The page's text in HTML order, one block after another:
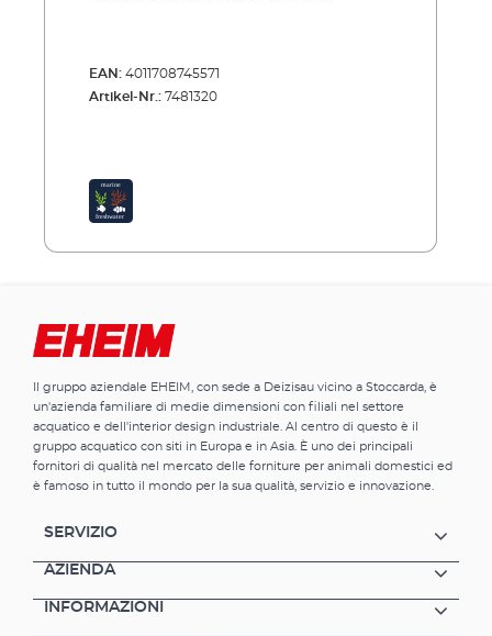
EAN: 4011708745571
Artikel-Nr.: 7481320
Il gruppo aziendale EHEIM, con sede a Deizisau vicino a Stoccarda, è
un'azienda familiare di medie dimensioni con filiali nel settore
acquatico e dell'interior design industriale. Al centro di questo è il
gruppo acquatico con siti in Europa e in Asia. È uno dei principali
fornitori di qualità nel mercato delle forniture per animali domestici ed
è famoso in tutto il mondo per la sua qualità, servizio e innovazione.
SERVIZIO
AZIENDA
INFORMAZIONI